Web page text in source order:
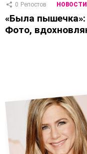
0 Репостов
«Была
Фото,